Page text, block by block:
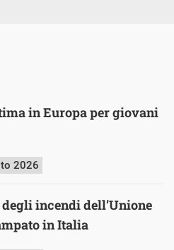
in Europa per giovani
2026
incendi dell’Unione
in Italia